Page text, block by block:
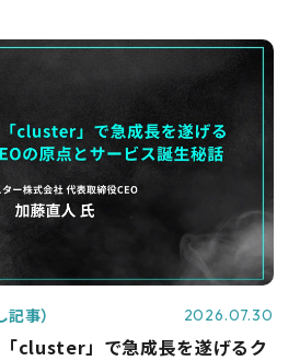
事） 2026.07.30
cluster」で急成長を遂げるク